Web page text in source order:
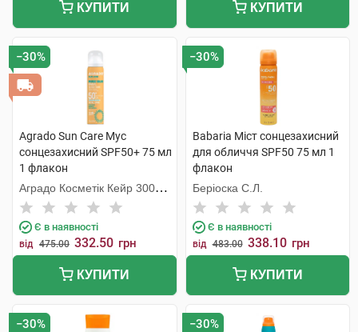
КУПИТИ КУПИТИ
−30%
Agrado Sun Care Мус
сонцезахисний SPF50+ 75 мл
1 флакон
Аградо Косметік Кейр 3000
С.Л.У.
Є в наявності
від 475.00 332.50 грн
КУПИТИ
−30%
Babaria Міст сонцезахисний
для обличчя SPF50 75 мл 1
флакон
Беріоска С.Л.
Є в наявності
від 483.00 338.10 грн
КУПИТИ
−30% −30%